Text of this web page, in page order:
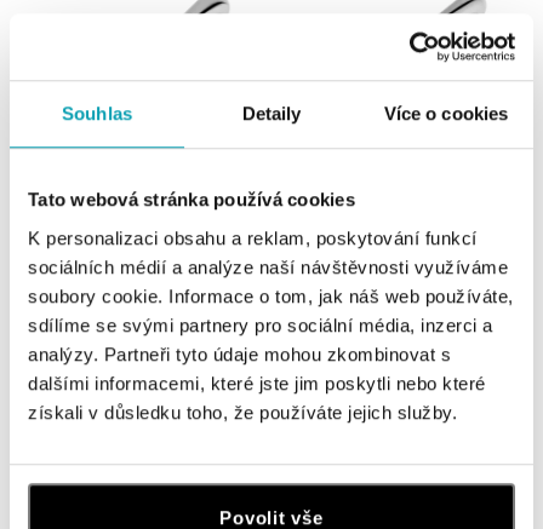
Souhlas Detaily Více o cookies
Tato webová stránka používá cookies
K personalizaci obsahu a reklam, poskytování funkcí
sociálních médií a analýze naší návštěvnosti využíváme
soubory cookie. Informace o tom, jak náš web používáte,
sdílíme se svými partnery pro sociální média, inzerci a
analýzy. Partneři tyto údaje mohou zkombinovat s
dalšími informacemi, které jste jim poskytli nebo které
získali v důsledku toho, že používáte jejich služby.
Povolit vše
Prsteň s diamantmi a zafírom
Princess
od 1 139 €
Prsteň so zafírom a diamantmi
Princess
od 1 314 €